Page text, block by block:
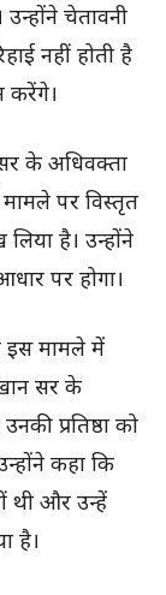
चेतावनी
नहीं होती है
के अधिवक्ता
पर विस्तृत
है। उन्होंने
पर होगा।
इस मामले में
सर के
प्रतिष्ठा को
कहा कि
थी और उन्हें
है।